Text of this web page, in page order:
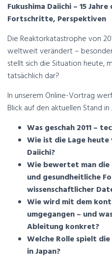
Fukushima Daiichi – 15
Fortschritte, Perspektiven
Die Reaktorkatastrophe von
weltweit verändert –
stellt sich die Situation heute,
tatsächlich dar?
In unserem Online-Vortrag
Blick auf den aktuellen Stand in
Was geschah 2011 –
Wie ist die Lage
Daiichi?
Wie bewertet man
und gesundheitliche
wissenschaftlicher
Wie wird mit dem
umgegangen – und
Ableitung konkret?
Welche Rolle spielt
in Japan?